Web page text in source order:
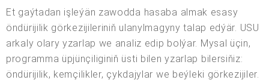
Et gaýtadan işleýän zawodda hasaba almak esasy
öndürijilik görkezijileriniň ulanylmagyny talap edýär. USU
arkaly olary yzarlap we analiz edip bolýar. Mysal üçin,
programma üpjünçiliginiň üsti bilen yzarlap bilersiňiz:
öndürijilik, kemçilikler, çykdajylar we beýleki görkezijiler.